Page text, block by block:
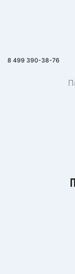
8 499 390-38-76